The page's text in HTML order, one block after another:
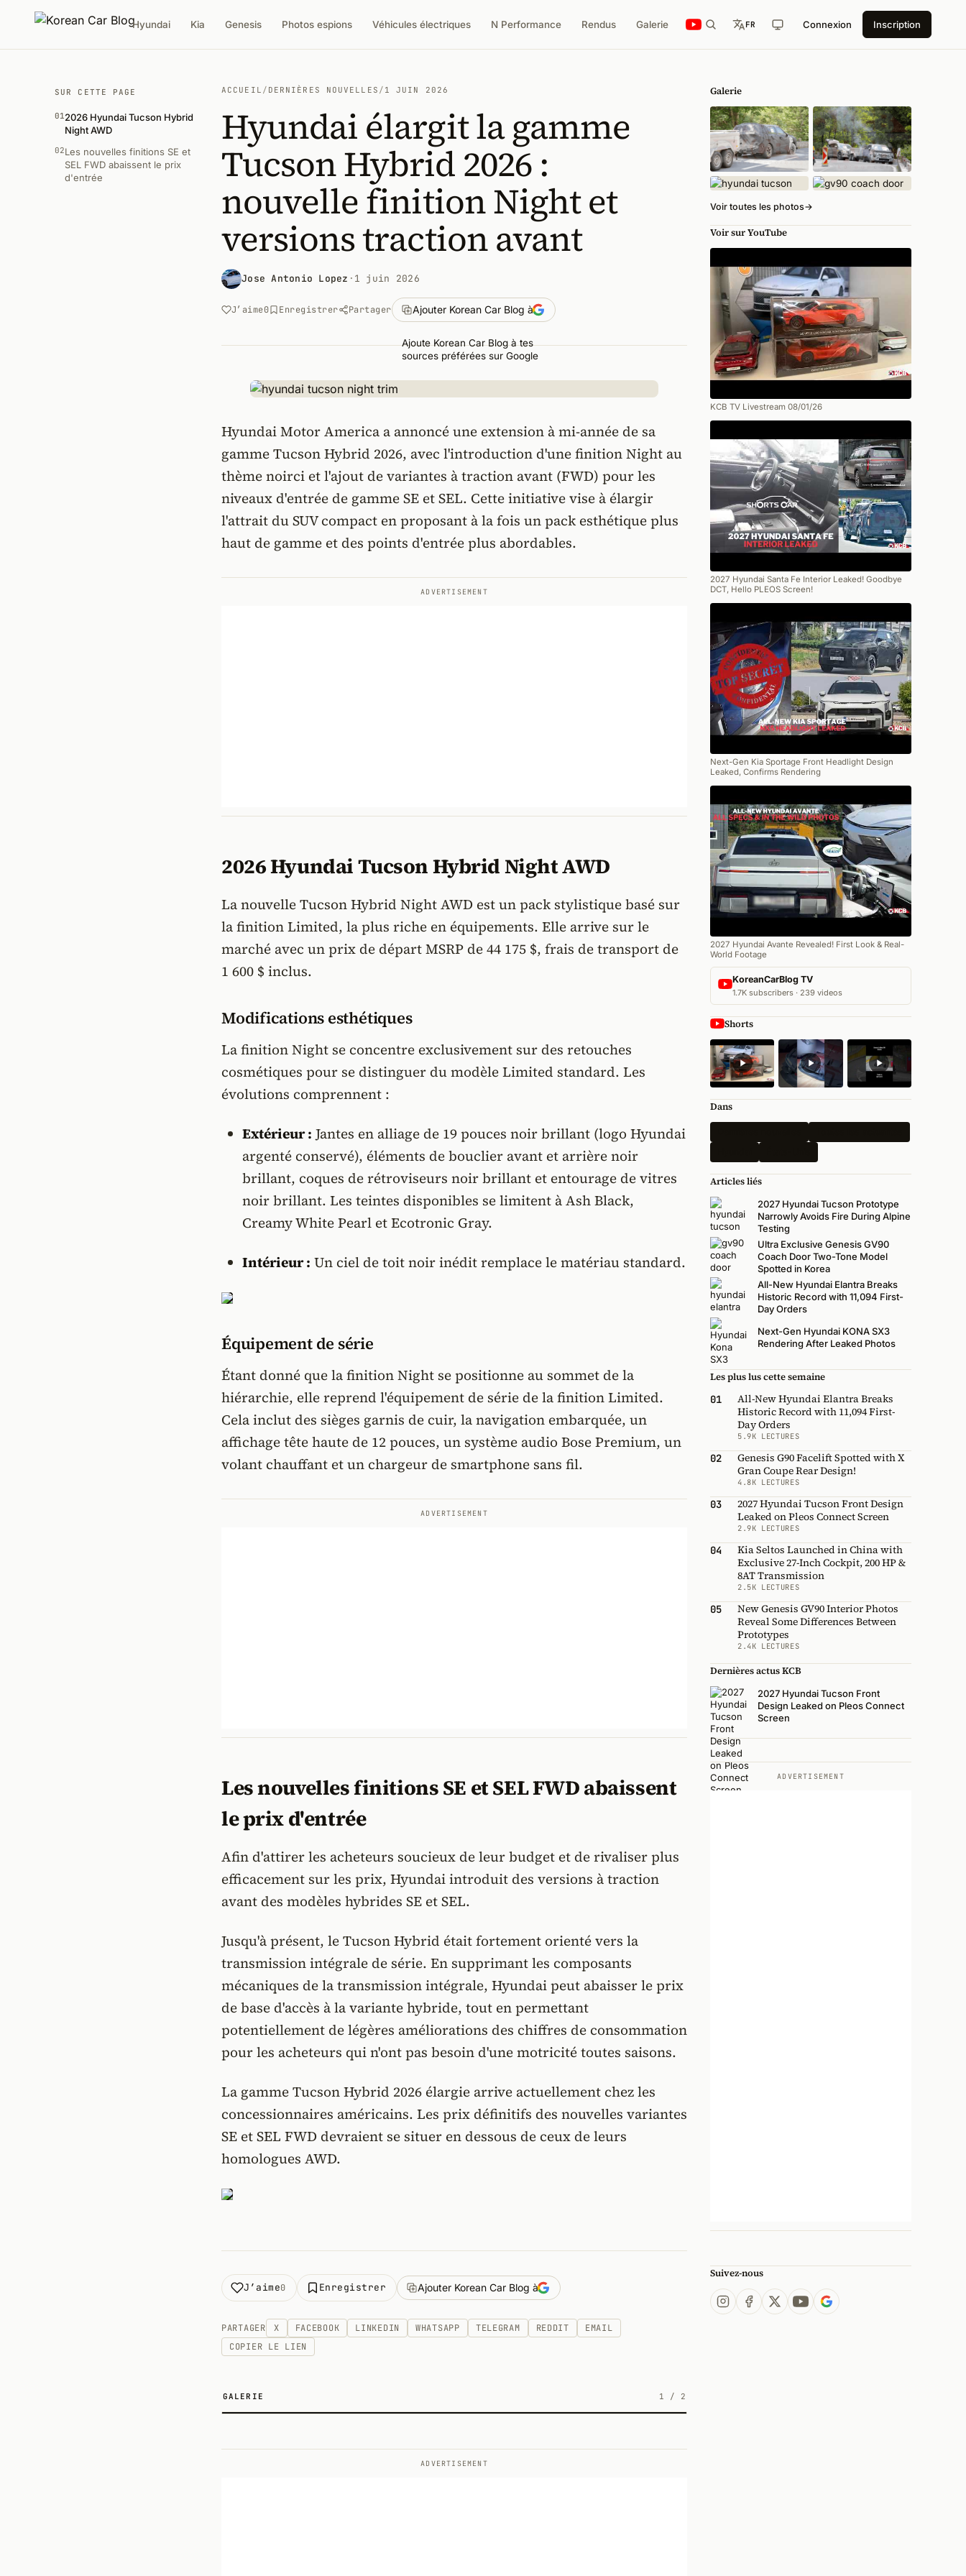
Hyundai Kia Genesis Photos espions Véhicules électriques N Performance Rendus Galerie FR Connexion Inscription
SUR CETTE PAGE
012026 Hyundai Tucson Hybrid
Night AWD
02Les nouvelles finitions SE et
SEL FWD abaissent le prix
d'entrée
ACCUEIL / DERNIÈRES NOUVELLES / 1 JUIN 2026
Hyundai élargit la gamme
Tucson Hybrid 2026 :
nouvelle finition Night et
versions traction avant
Jose Antonio Lopez · 1 juin 2026
J’aime0 Enregistrer Partager Ajouter Korean Car Blog à
Ajoute Korean Car Blog à tes
sources préférées sur Google
Hyundai Motor America a annoncé une extension à mi-année de sa
gamme Tucson Hybrid 2026, avec l'introduction d'une finition Night au
thème noirci et l'ajout de variantes à traction avant (FWD) pour les
niveaux d'entrée de gamme SE et SEL. Cette initiative vise à élargir
l'attrait du SUV compact en proposant à la fois un pack esthétique plus
haut de gamme et des points d'entrée plus abordables.
ADVERTISEMENT
2026 Hyundai Tucson Hybrid Night AWD
La nouvelle Tucson Hybrid Night AWD est un pack stylistique basé sur
la finition Limited, la plus riche en équipements. Elle arrive sur le
marché avec un prix de départ MSRP de 44 175 $, frais de transport de
1 600 $ inclus.
Modifications esthétiques
La finition Night se concentre exclusivement sur des retouches
cosmétiques pour se distinguer du modèle Limited standard. Les
évolutions comprennent :
Extérieur : Jantes en alliage de 19 pouces noir brillant (logo Hyundai
argenté conservé), éléments de bouclier avant et arrière noir
brillant, coques de rétroviseurs noir brillant et entourage de vitres
noir brillant. Les teintes disponibles se limitent à Ash Black,
Creamy White Pearl et Ecotronic Gray.
Intérieur : Un ciel de toit noir inédit remplace le matériau standard.
Équipement de série
Étant donné que la finition Night se positionne au sommet de la
hiérarchie, elle reprend l'équipement de série de la finition Limited.
Cela inclut des sièges garnis de cuir, la navigation embarquée, un
affichage tête haute de 12 pouces, un système audio Bose Premium, un
volant chauffant et un chargeur de smartphone sans fil.
ADVERTISEMENT
Les nouvelles finitions SE et SEL FWD abaissent
le prix d'entrée
Afin d'attirer les acheteurs soucieux de leur budget et de rivaliser plus
efficacement sur les prix, Hyundai introduit des versions à traction
avant des modèles hybrides SE et SEL.
Jusqu'à présent, le Tucson Hybrid était fortement orienté vers la
transmission intégrale de série. En supprimant les composants
mécaniques de la transmission intégrale, Hyundai peut abaisser le prix
de base d'accès à la variante hybride, tout en permettant
potentiellement de légères améliorations des chiffres de consommation
pour les acheteurs qui n'ont pas besoin d'une motricité toutes saisons.
La gamme Tucson Hybrid 2026 élargie arrive actuellement chez les
concessionnaires américains. Les prix définitifs des nouvelles variantes
SE et SEL FWD devraient se situer en dessous de ceux de leurs
homologues AWD.
J’aime0 Enregistrer Ajouter Korean Car Blog à
PARTAGER X FACEBOOK LINKEDIN WHATSAPP TELEGRAM REDDIT
EMAIL
COPIER LE LIEN
GALERIE 1 / 2
ADVERTISEMENT
Galerie
Voir toutes les photos→
Voir sur YouTube
KCB TV Livestream 08/01/26
2027 Hyundai Santa Fe Interior Leaked! Goodbye
DCT, Hello PLEOS Screen!
Next-Gen Kia Sportage Front Headlight Design
Leaked, Confirms Rendering
2027 Hyundai Avante Revealed! First Look & Real-
World Footage
KoreanCarBlog TV
1.7K subscribers · 239 videos
Shorts
Dans
Articles liés
2027 Hyundai Tucson Prototype
Narrowly Avoids Fire During Alpine
Testing
Ultra Exclusive Genesis GV90
Coach Door Two-Tone Model
Spotted in Korea
All-New Hyundai Elantra Breaks
Historic Record with 11,094 First-
Day Orders
Next-Gen Hyundai KONA SX3
Rendering After Leaked Photos
Les plus lus cette semaine
01
All-New Hyundai Elantra Breaks
Historic Record with 11,094 First-
Day Orders
5.9K LECTURES
02
Genesis G90 Facelift Spotted with X
Gran Coupe Rear Design!
4.8K LECTURES
03
2027 Hyundai Tucson Front Design
Leaked on Pleos Connect Screen
2.9K LECTURES
04
Kia Seltos Launched in China with
Exclusive 27-Inch Cockpit, 200 HP &
8AT Transmission
2.5K LECTURES
05
New Genesis GV90 Interior Photos
Reveal Some Differences Between
Prototypes
2.4K LECTURES
Dernières actus KCB
2027 Hyundai Tucson Front
Design Leaked on Pleos Connect
Screen
ADVERTISEMENT
Suivez-nous